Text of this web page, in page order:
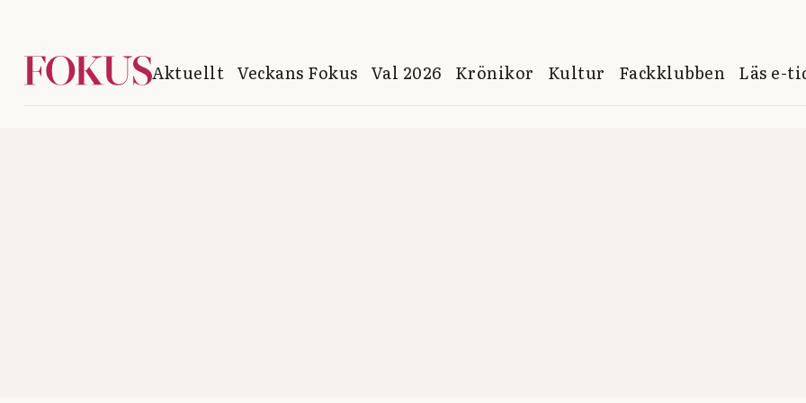
Aktuellt Veckans Fokus Val 2026 Krönikor Kultur Fackklubben Läs e-